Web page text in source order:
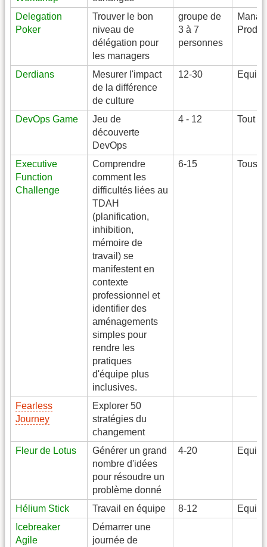
Delegation
Poker
Trouver le bon
niveau de
délégation pour
les managers
groupe de
3 à 7
personnes
Derdians
Mesurer l'impact
de la différence
de culture
12-30
DevOps Game
Jeu de
découverte
DevOps
4 - 12 Tout
Executive
Function
Challenge
Comprendre
comment les
difficultés liées au
TDAH
(planification,
inhibition,
mémoire de
travail) se
manifestent en
contexte
professionnel et
identifier des
aménagements
simples pour
rendre les
pratiques
d'équipe plus
inclusives.
6-15 Tous
Fearless
Journey
Explorer 50
stratégies du
changement
Fleur de Lotus
Générer un grand
nombre d'idées
pour résoudre un
problème donné
4-20
Hélium Stick Travail en équipe 8-12
Icebreaker
Agile
Démarrer une
journée de